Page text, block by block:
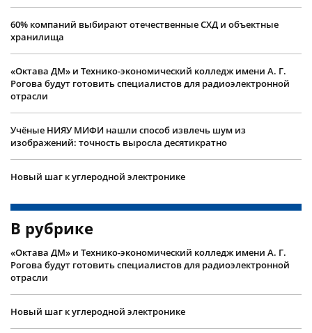
60% компаний выбирают отечественные СХД и объектные
хранилища
«Октава ДМ» и Технико-экономический колледж имени А. Г.
Рогова будут готовить специалистов для радиоэлектронной
отрасли
Учëные НИЯУ МИФИ нашли способ извлечь шум из
изображений: точность выросла десятикратно
Новый шаг к углеродной электронике
В рубрике
«Октава ДМ» и Технико-экономический колледж имени А. Г.
Рогова будут готовить специалистов для радиоэлектронной
отрасли
Новый шаг к углеродной электронике